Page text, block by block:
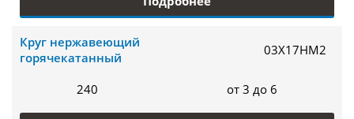
Круг нержавеющий
горячекатанный
03Х17НМ2
240 от 3 до 6